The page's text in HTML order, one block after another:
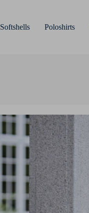
Softshells Poloshirts